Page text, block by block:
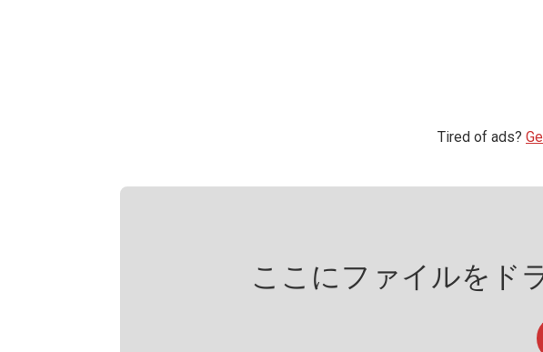
Tired of ads?
ここにファイルをド